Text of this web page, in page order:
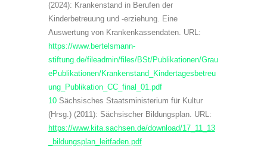
(2024): Krankenstand in Berufen der
Kinderbetreuung und -erziehung. Eine
Auswertung von Krankenkassendaten. URL:
https://www.bertelsmann-
stiftung.de/fileadmin/files/BSt/Publikationen/Grau
ePublikationen/Krankenstand_Kindertagesbetreu
ung_Publikation_CC_final_01.pdf
10Sächsisches Staatsministerium für Kultur
(Hrsg.) (2011): Sächsischer Bildungsplan. URL:
https://www.kita.sachsen.de/download/17_11_13
_bildungsplan_leitfaden.pdf